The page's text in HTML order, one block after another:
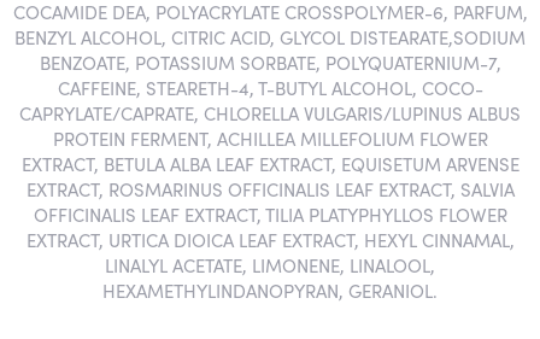
COCAMIDE DEA, POLYACRYLATE CROSSPOLYMER-6, PARFUM,
BENZYL ALCOHOL, CITRIC ACID, GLYCOL DISTEARATE,SODIUM
BENZOATE, POTASSIUM SORBATE, POLYQUATERNIUM-7,
CAFFEINE, STEARETH-4, T-BUTYL ALCOHOL, COCO-
CAPRYLATE/CAPRATE, CHLORELLA VULGARIS/LUPINUS ALBUS
PROTEIN FERMENT, ACHILLEA MILLEFOLIUM FLOWER
EXTRACT, BETULA ALBA LEAF EXTRACT, EQUISETUM ARVENSE
EXTRACT, ROSMARINUS OFFICINALIS LEAF EXTRACT, SALVIA
OFFICINALIS LEAF EXTRACT, TILIA PLATYPHYLLOS FLOWER
EXTRACT, URTICA DIOICA LEAF EXTRACT, HEXYL CINNAMAL,
LINALYL ACETATE, LIMONENE, LINALOOL,
HEXAMETHYLINDANOPYRAN, GERANIOL.